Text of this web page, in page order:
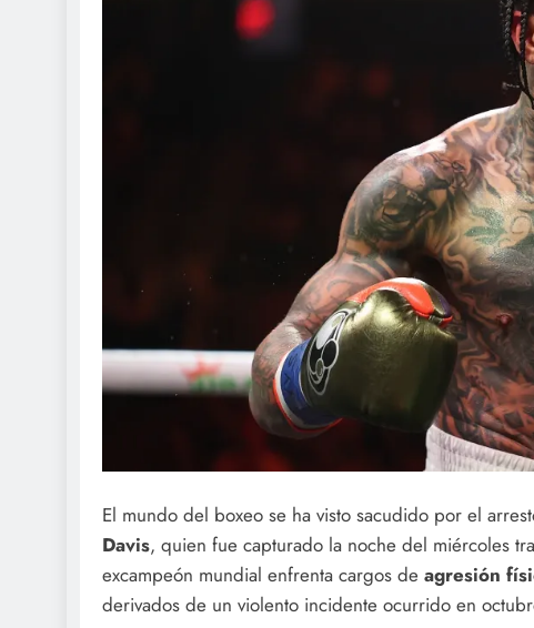
El mundo del boxeo se ha visto sacudido por el
Davis, quien fue capturado la noche del miércoles
excampeón mundial enfrenta cargos de agresión
derivados de un violento incidente ocurrido en